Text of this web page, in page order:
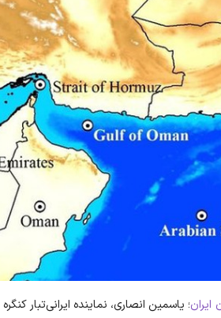
ایران؛ یاسمین انصاری، نماینده ایرانی‌تبار